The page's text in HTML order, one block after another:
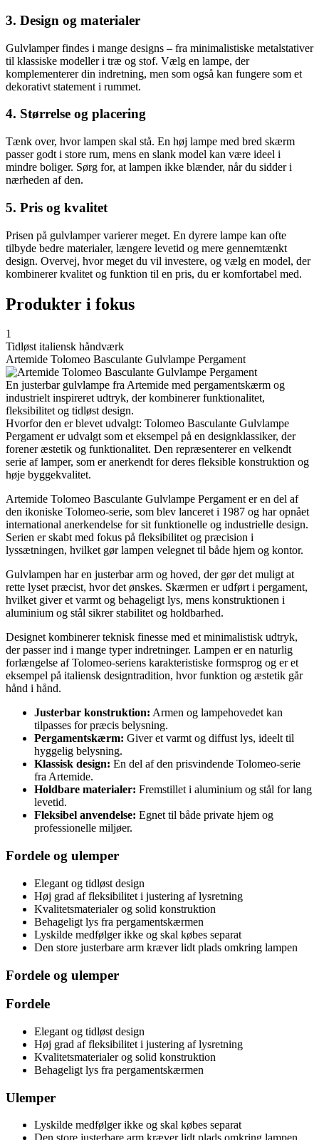
3. Design og materialer
Gulvlamper findes i mange designs – fra minimalistiske metalstativer
til klassiske modeller i træ og stof. Vælg en lampe, der
komplementerer din indretning, men som også kan fungere som et
dekorativt statement i rummet.
4. Størrelse og placering
Tænk over, hvor lampen skal stå. En høj lampe med bred skærm
passer godt i store rum, mens en slank model kan være ideel i
mindre boliger. Sørg for, at lampen ikke blænder, når du sidder i
nærheden af den.
5. Pris og kvalitet
Prisen på gulvlamper varierer meget. En dyrere lampe kan ofte
tilbyde bedre materialer, længere levetid og mere gennemtænkt
design. Overvej, hvor meget du vil investere, og vælg en model, der
kombinerer kvalitet og funktion til en pris, du er komfortabel med.
Produkter i fokus
1
Tidløst italiensk håndværk
Artemide Tolomeo Basculante Gulvlampe Pergament
En justerbar gulvlampe fra Artemide med pergamentskærm og
industrielt inspireret udtryk, der kombinerer funktionalitet,
fleksibilitet og tidløst design.
Hvorfor den er blevet udvalgt: Tolomeo Basculante Gulvlampe
Pergament er udvalgt som et eksempel på en designklassiker, der
forener æstetik og funktionalitet. Den repræsenterer en velkendt
serie af lamper, som er anerkendt for deres fleksible konstruktion og
høje byggekvalitet.
Artemide Tolomeo Basculante Gulvlampe Pergament er en del af
den ikoniske Tolomeo-serie, som blev lanceret i 1987 og har opnået
international anerkendelse for sit funktionelle og industrielle design.
Serien er skabt med fokus på fleksibilitet og præcision i
lyssætningen, hvilket gør lampen velegnet til både hjem og kontor.
Gulvlampen har en justerbar arm og hoved, der gør det muligt at
rette lyset præcist, hvor det ønskes. Skærmen er udført i pergament,
hvilket giver et varmt og behageligt lys, mens konstruktionen i
aluminium og stål sikrer stabilitet og holdbarhed.
Designet kombinerer teknisk finesse med et minimalistisk udtryk,
der passer ind i mange typer indretninger. Lampen er en naturlig
forlængelse af Tolomeo-seriens karakteristiske formsprog og er et
eksempel på italiensk designtradition, hvor funktion og æstetik går
hånd i hånd.
Justerbar konstruktion: Armen og lampehovedet kan
tilpasses for præcis belysning.
Pergamentskærm: Giver et varmt og diffust lys, ideelt til
hyggelig belysning.
Klassisk design: En del af den prisvindende Tolomeo-serie
fra Artemide.
Holdbare materialer: Fremstillet i aluminium og stål for lang
levetid.
Fleksibel anvendelse: Egnet til både private hjem og
professionelle miljøer.
Fordele og ulemper
Elegant og tidløst design
Høj grad af fleksibilitet i justering af lysretning
Kvalitetsmaterialer og solid konstruktion
Behageligt lys fra pergamentskærmen
Lyskilde medfølger ikke og skal købes separat
Den store justerbare arm kræver lidt plads omkring lampen
Fordele og ulemper
Fordele
Elegant og tidløst design
Høj grad af fleksibilitet i justering af lysretning
Kvalitetsmaterialer og solid konstruktion
Behageligt lys fra pergamentskærmen
Ulemper
Lyskilde medfølger ikke og skal købes separat